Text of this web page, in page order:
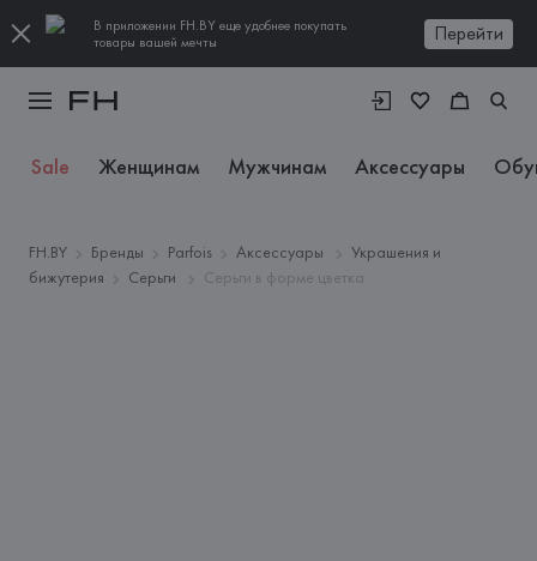
В приложении FH.BY еще удобнее покупать
товары вашей мечты
Перейти
Sale Женщинам Мужчинам Аксессуары
FH.BY Бренды Parfois Аксессуары
Украшения и
бижутерия
Серьги Серьги в форме цветка